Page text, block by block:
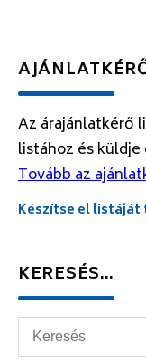
Az árajánlatkérő
listához és
Tovább az
Készítse el
KERESÉS…